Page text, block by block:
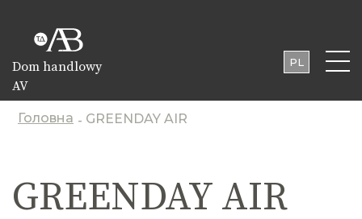
Dom handlowy
AV
PL
Головна - GREENDAY AIR
GREENDAY AIR